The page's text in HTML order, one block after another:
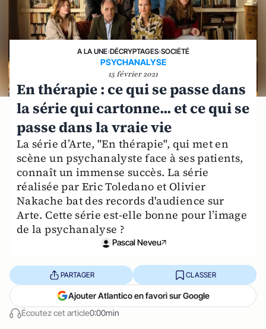
A LA UNE›DÉCRYPTAGES›SOCIÉTÉ
PSYCHANALYSE
15 février 2021
En thérapie : ce qui se passe dans
la série qui cartonne... et ce qui se
passe dans la vraie vie
La série d’Arte, "En thérapie", qui met en
scène un psychanalyste face à ses patients,
connaît un immense succès. La série
réalisée par Eric Toledano et Olivier
Nakache bat des records d'audience sur
Arte. Cette série est-elle bonne pour l’image
de la psychanalyse ?
Pascal Neveu
Écoutez cet article0:00min
PARTAGER CLASSER
Ajouter Atlantico en favori sur Google